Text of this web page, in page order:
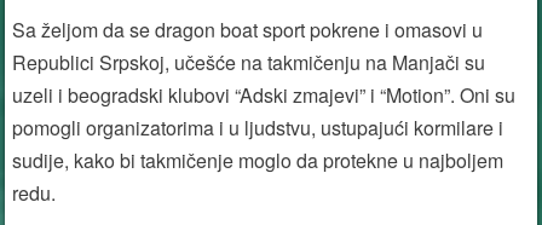
Sa željom da se dragon boat sport pokrene i omasovi u
Republici Srpskoj, učešće na takmičenju na Manjači su
uzeli i beogradski klubovi “Adski zmajevi” i “Motion”. Oni su
pomogli organizatorima i u ljudstvu, ustupajući kormilare i
sudije, kako bi takmičenje moglo da protekne u najboljem
redu.